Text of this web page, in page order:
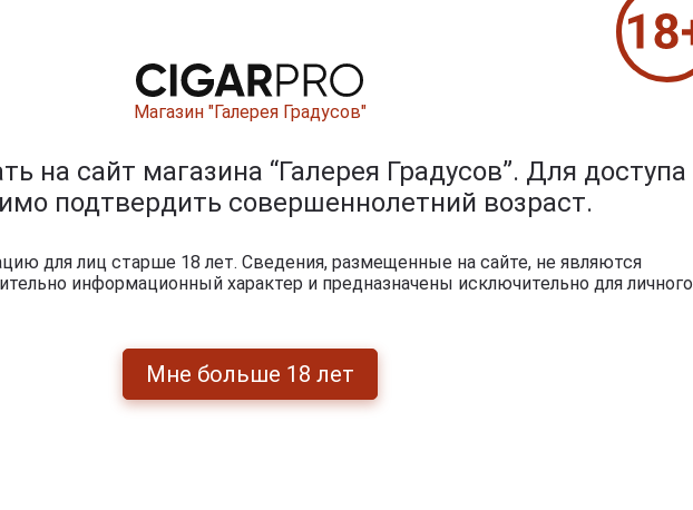
Baron de Sigognac
2007г 0.7л в
упаковке
Baron de Sigognac
2007 Арманьяк
Барон де Сигоньяк
упаковке
по году производства
Магазин "Галерея Градусов"
на сайт магазина “Галерея Градусов”. Для доступа
подтвердить совершеннолетний возраст.
для лиц старше 18 лет. Сведения, размещенные на сайте, не являются
информационный характер и предназначены исключительно для личного
Мне больше 18 лет